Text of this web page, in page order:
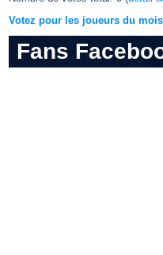
Votez pour les joueurs du
Fans